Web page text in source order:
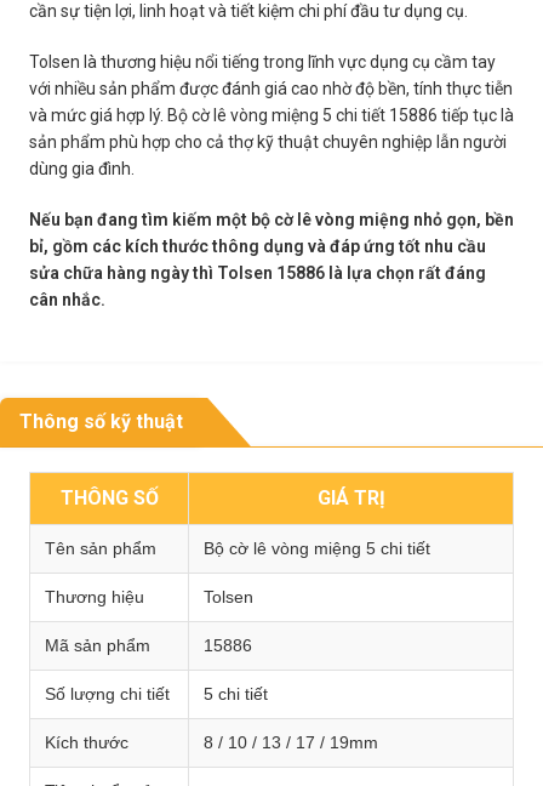
cần sự tiện lợi, linh hoạt và tiết kiệm chi phí đầu tư dụng cụ.
Tolsen là thương hiệu nổi tiếng trong lĩnh vực dụng cụ cầm tay
với nhiều sản phẩm được đánh giá cao nhờ độ bền, tính thực tiễn
và mức giá hợp lý. Bộ cờ lê vòng miệng 5 chi tiết 15886 tiếp tục là
sản phẩm phù hợp cho cả thợ kỹ thuật chuyên nghiệp lẫn người
dùng gia đình.
Nếu bạn đang tìm kiếm một bộ cờ lê vòng miệng nhỏ gọn, bền
bỉ, gồm các kích thước thông dụng và đáp ứng tốt nhu cầu
sửa chữa hàng ngày thì Tolsen 15886 là lựa chọn rất đáng
cân nhắc.
Thông số kỹ thuật
THÔNG SỐ GIÁ TRỊ
Tên sản phẩm Bộ cờ lê vòng miệng 5 chi tiết
Thương hiệu Tolsen
Mã sản phẩm 15886
Số lượng chi tiết 5 chi tiết
Kích thước 8 / 10 / 13 / 17 / 19mm